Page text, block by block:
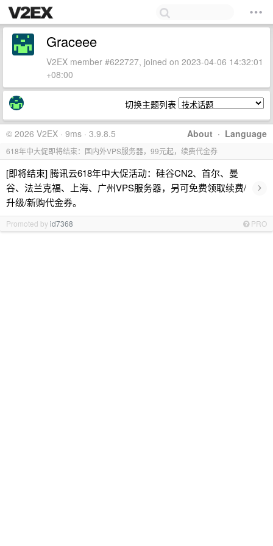
Graceee
V2EX member #622727, joined on 2023-04-06 14:32:01
+08:00
切换主题列表
About · Language
© 2026 V2EX · 9ms · 3.9.8.5
618年中大促即将结束：国内外VPS服务器，99元起，续费代金券
[即将结束] 腾讯云618年中大促活动：硅谷CN2、首尔、曼
谷、法兰克福、上海、广州VPS服务器，另可免费领取续费/
升级/新购代金券。
›
Promoted byid7368 PRO